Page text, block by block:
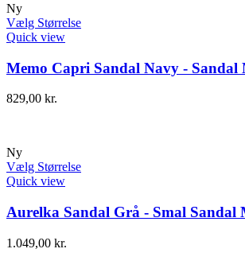
Ny
Vælg Størrelse
Quick view
Memo Capri Sandal Navy - Sandal
829,00 kr.
Ny
Vælg Størrelse
Quick view
Aurelka Sandal Grå - Smal Sandal
1.049,00 kr.